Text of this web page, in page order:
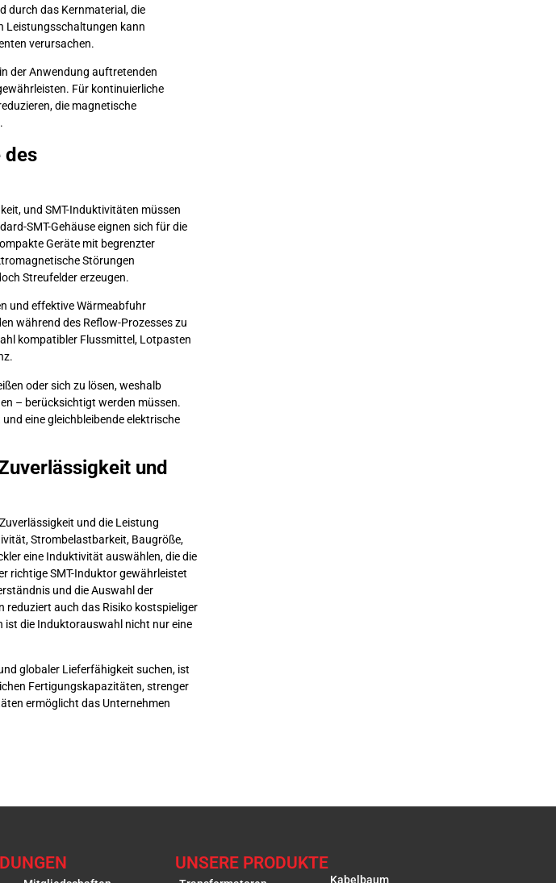
durch das Kernmaterial, die
Leistungsschaltungen kann
verursachen.
der Anwendung auftretenden
Für kontinuierliche
die magnetische
des
und SMT-Induktivitäten müssen
SMT-Gehäuse eignen sich für die
Geräte mit begrenzter
Störungen
Streufelder erzeugen.
und effektive Wärmeabfuhr
während des Reflow-Prozesses zu
kompatibler Flussmittel, Lotpasten
oder sich zu lösen, weshalb
– berücksichtigt werden müssen.
eine gleichbleibende elektrische
und
und die Leistung
Strombelastbarkeit, Baugröße,
eine Induktivität auswählen, die die
richtige SMT-Induktor gewährleistet
und die Auswahl der
reduziert auch das Risiko kostspieliger
ist die Induktorauswahl nicht nur eine
globaler Lieferfähigkeit suchen, ist
Fertigungskapazitäten, strenger
ermöglicht das Unternehmen
UNSERE PRODUKTE
Kabelbaum